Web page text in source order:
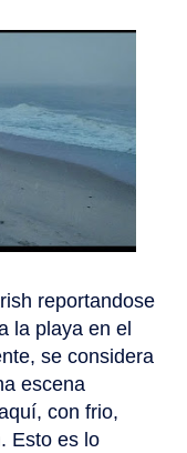
reportandose
la playa en el
se considera
escena
con frio,
Esto es lo